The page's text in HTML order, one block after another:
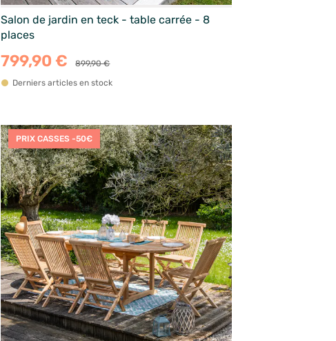
Salon de jardin en teck - table carrée - 8
places
799,90 €
899,90 €
Derniers articles en stock
PRIX CASSES -50€